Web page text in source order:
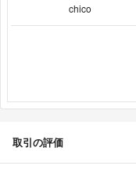
chico
取引の評価